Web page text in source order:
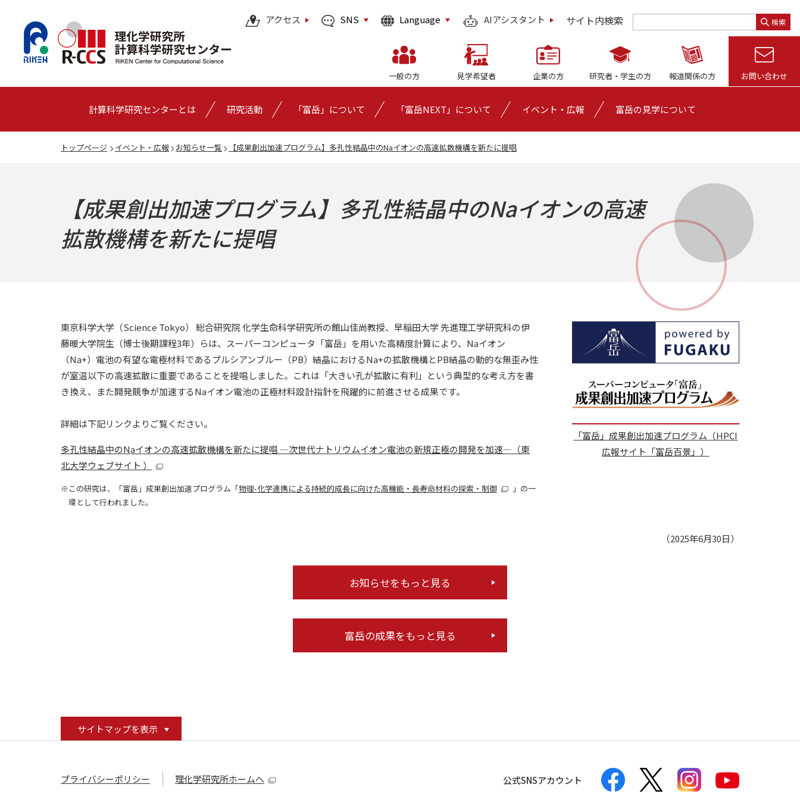
一般の方 見学希望者 企業の方 研究者・ 学生の方 報道関係の方 お問い合わせ
計算科学研究センターとは 研究活動 「富岳」について 「富岳NEXT」について イベント・広報 富岳の見学について
アクセス SNS Language AIアシスタント サイト内検索 検索
トップページ イベント・広報 お知らせ一覧 【成果創出加速プログラム】多孔性結晶中のNaイオンの高速拡散機構を新たに提唱
【成果創出加速プログラム】多孔性結晶中のNaイオンの高速
拡散機構を新たに提唱
東京科学大学（Science Tokyo） 総合研究院 化学生命科学研究所の館山佳尚教授、早稲田大学 先進理工学研究科の伊
藤暖大学院生（博士後期課程3年）らは、スーパーコンピュータ「富岳」を用いた高精度計算により、Naイオン
（Na+）電池の有望な電極材料であるプルシアンブルー（PB）結晶におけるNa+の拡散機構とPB結晶の動的な無歪み性
が室温以下の高速拡散に重要であることを提唱しました。これは「大きい孔が拡散に有利」という典型的な考え方を書
き換え、また開発競争が加速するNaイオン電池の正極材料設計指針を飛躍的に前進させる成果です。
詳細は下記リンクよりご覧ください。
多孔性結晶中のNaイオンの高速拡散機構を新たに提唱 ―次世代ナトリウムイオン電池の新規正極の開発を加速―（東
北大学ウェブサイト ）
この研究は、「富岳」成果創出加速プログラム「物理-化学連携による持続的成長に向けた高機能・長寿命材料の探索・制御
」の一
環として行われました。
「富岳」成果創出加速プログラム（HPCI
広報サイト「富岳百景」）
（2025年6月30日）
お知らせをもっと見る
富岳の成果をもっと見る
サイトマップを表示
プライバシーポリシー 理化学研究所ホームへ 公式SNSアカウント